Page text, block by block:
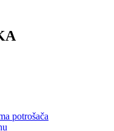
potrošača